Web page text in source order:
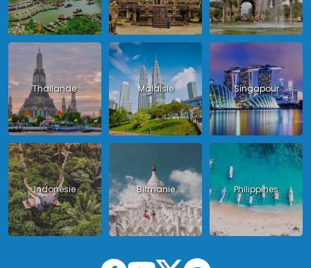
Thailande Malaisie Singapour
Indonésie Birmanie Philippines